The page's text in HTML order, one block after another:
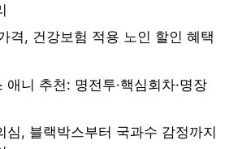
격, 건강보험 적용 노인 할인 혜택
애니 추천: 명전투·핵심회차·명장
심, 블랙박스부터 국과수 감정까지